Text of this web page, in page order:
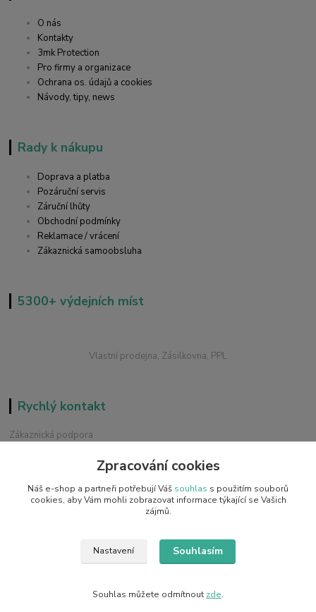
O nás
Kontakty
3mk Protection
Pro firmy a organizace
Ochrana os. údajů a cookies
Návody, tipy, news
Rady k nákupu
Doprava a platba
Pozáruční servis
Záruční lhůty
Obchodní podmínky
Reklamace / vrácení
Zákaznická samoobsluha
5300+ výdejních míst
Vlastní prodejna, Zásilkovna, PPL
Rychlý kontakt
Zákaznická podpora
Chat / Online podpora - 24/7
info@emobilky.cz
Copyright © 2014 - 2026 eMOBILKY.cz, Adrimax s.r.o.
Zpracování cookies
Náš e-shop a partneři potřebují Váš souhlas s použitím souborů
cookies, aby Vám mohli zobrazovat informace týkající se Vašich
zájmů.
Nastavení Souhlasím
Souhlas můžete odmítnout zde.